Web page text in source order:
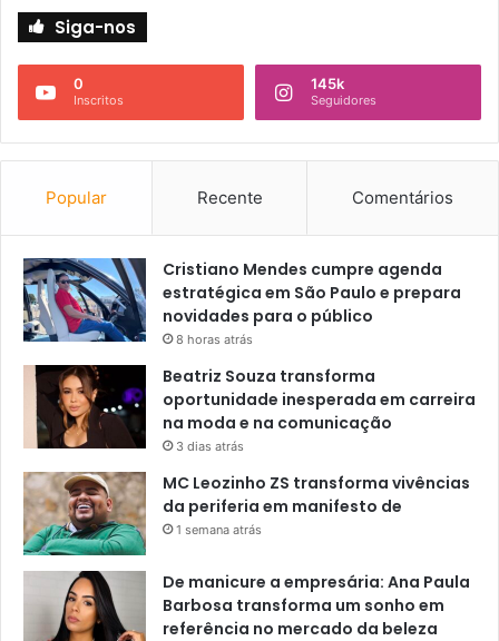
Siga-nos
0
Inscritos
145k
Seguidores
Popular Recente Comentários
Cristiano Mendes cumpre agenda
estratégica em São Paulo e prepara
novidades para o público
8 horas atrás
Beatriz Souza transforma
oportunidade inesperada em carreira
na moda e na comunicação
3 dias atrás
MC Leozinho ZS transforma vivências
da periferia em manifesto de
1 semana atrás
De manicure a empresária: Ana Paula
Barbosa transforma um sonho em
referência no mercado da beleza